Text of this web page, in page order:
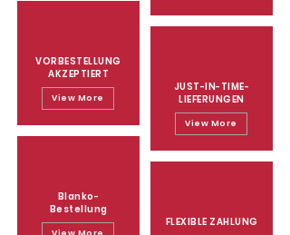
VORBESTELLUNG
AKZEPTIERT
View More
Blanko-
Bestellung
JUST-IN-TIME-
LIEFERUNGEN
View More
FLEXIBLE ZAHLUNG